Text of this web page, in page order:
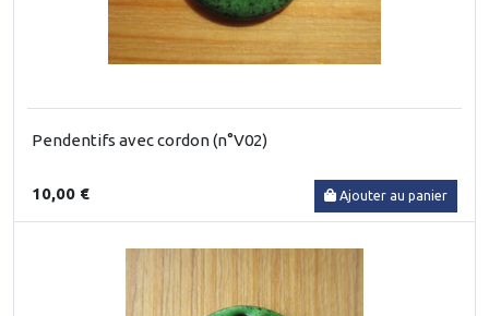
Pendentifs avec cordon (n°V02)
10,00 € Ajouter au panier